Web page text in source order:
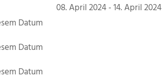
08. April 2024 - 14. April 2024
Datum
Datum
Datum